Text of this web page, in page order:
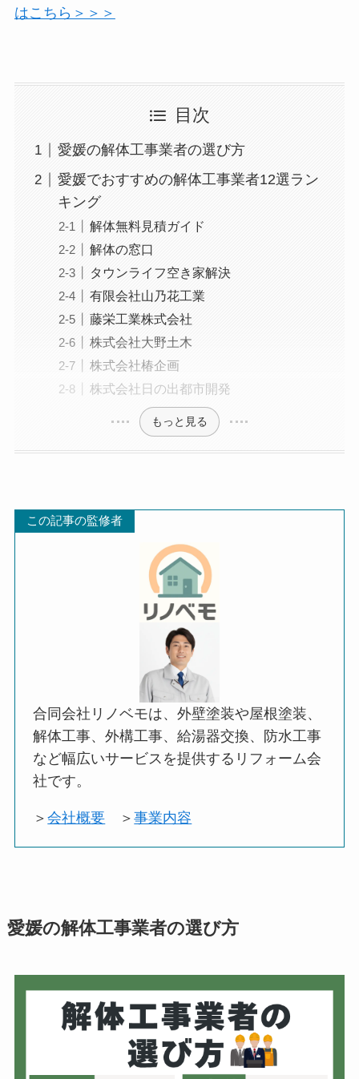
はこちら＞＞＞
目次
愛媛の解体工事業者の選び方
愛媛でおすすめの解体工事業者12選ラン
キング
解体無料見積ガイド
解体の窓口
タウンライフ空き家解決
有限会社山乃花工業
藤栄工業株式会社
株式会社大野土木
株式会社椿企画
株式会社日の出都市開発
もっと見る
この記事の監修者
合同会社リノベモは、外壁塗装や屋根塗装、
解体工事、外構工事、給湯器交換、防水工事
など幅広いサービスを提供するリフォーム会
社です。
＞会社概要 ＞事業内容
愛媛の解体工事業者の選び方